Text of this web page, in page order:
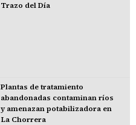
Trazo del Día
Plantas de tratamiento
abandonadas contaminan ríos
y amenazan potabilizadora en
La Chorrera